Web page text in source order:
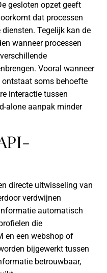
gesloten opzet geeft
dat processen
Tegelijk kan de
wanneer processen
Vooral wanneer
ontstaat soms behoefte
interactie tussen
alone aanpak minder
directe uitwisseling van
verdwijnen
automatisch
die
en een webshop of
bijgewerkt tussen
betrouwbaar,